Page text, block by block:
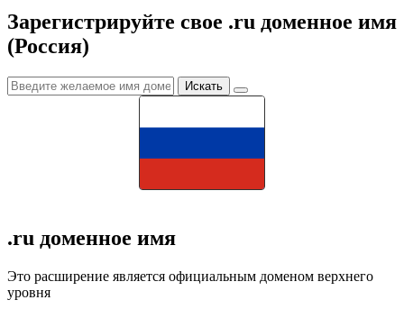
Зарегистрируйте свое .ru доменное имя
(Россия)
.ru доменное имя
Это расширение является официальным доменом верхнего
уровня